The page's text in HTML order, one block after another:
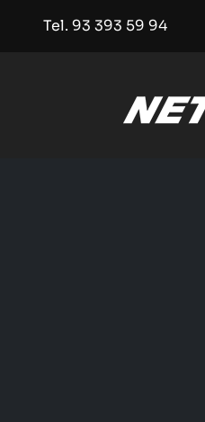
Tel. 93 393 59 94